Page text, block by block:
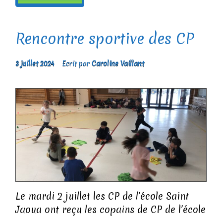
Rencontre sportive des CP
3 juillet 2024 Ecrit par Caroline Vaillant
Le mardi 2 juillet les CP de l’école Saint
Jaoua ont reçu les copains de CP de l’école